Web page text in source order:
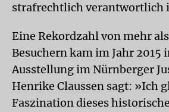
strafrechtlich verantwortlich
Eine Rekordzahl von mehr
Besuchern kam im Jahr 2015
Ausstellung im Nürnberger
Henrike Claussen sagt: »Ich
Faszination dieses